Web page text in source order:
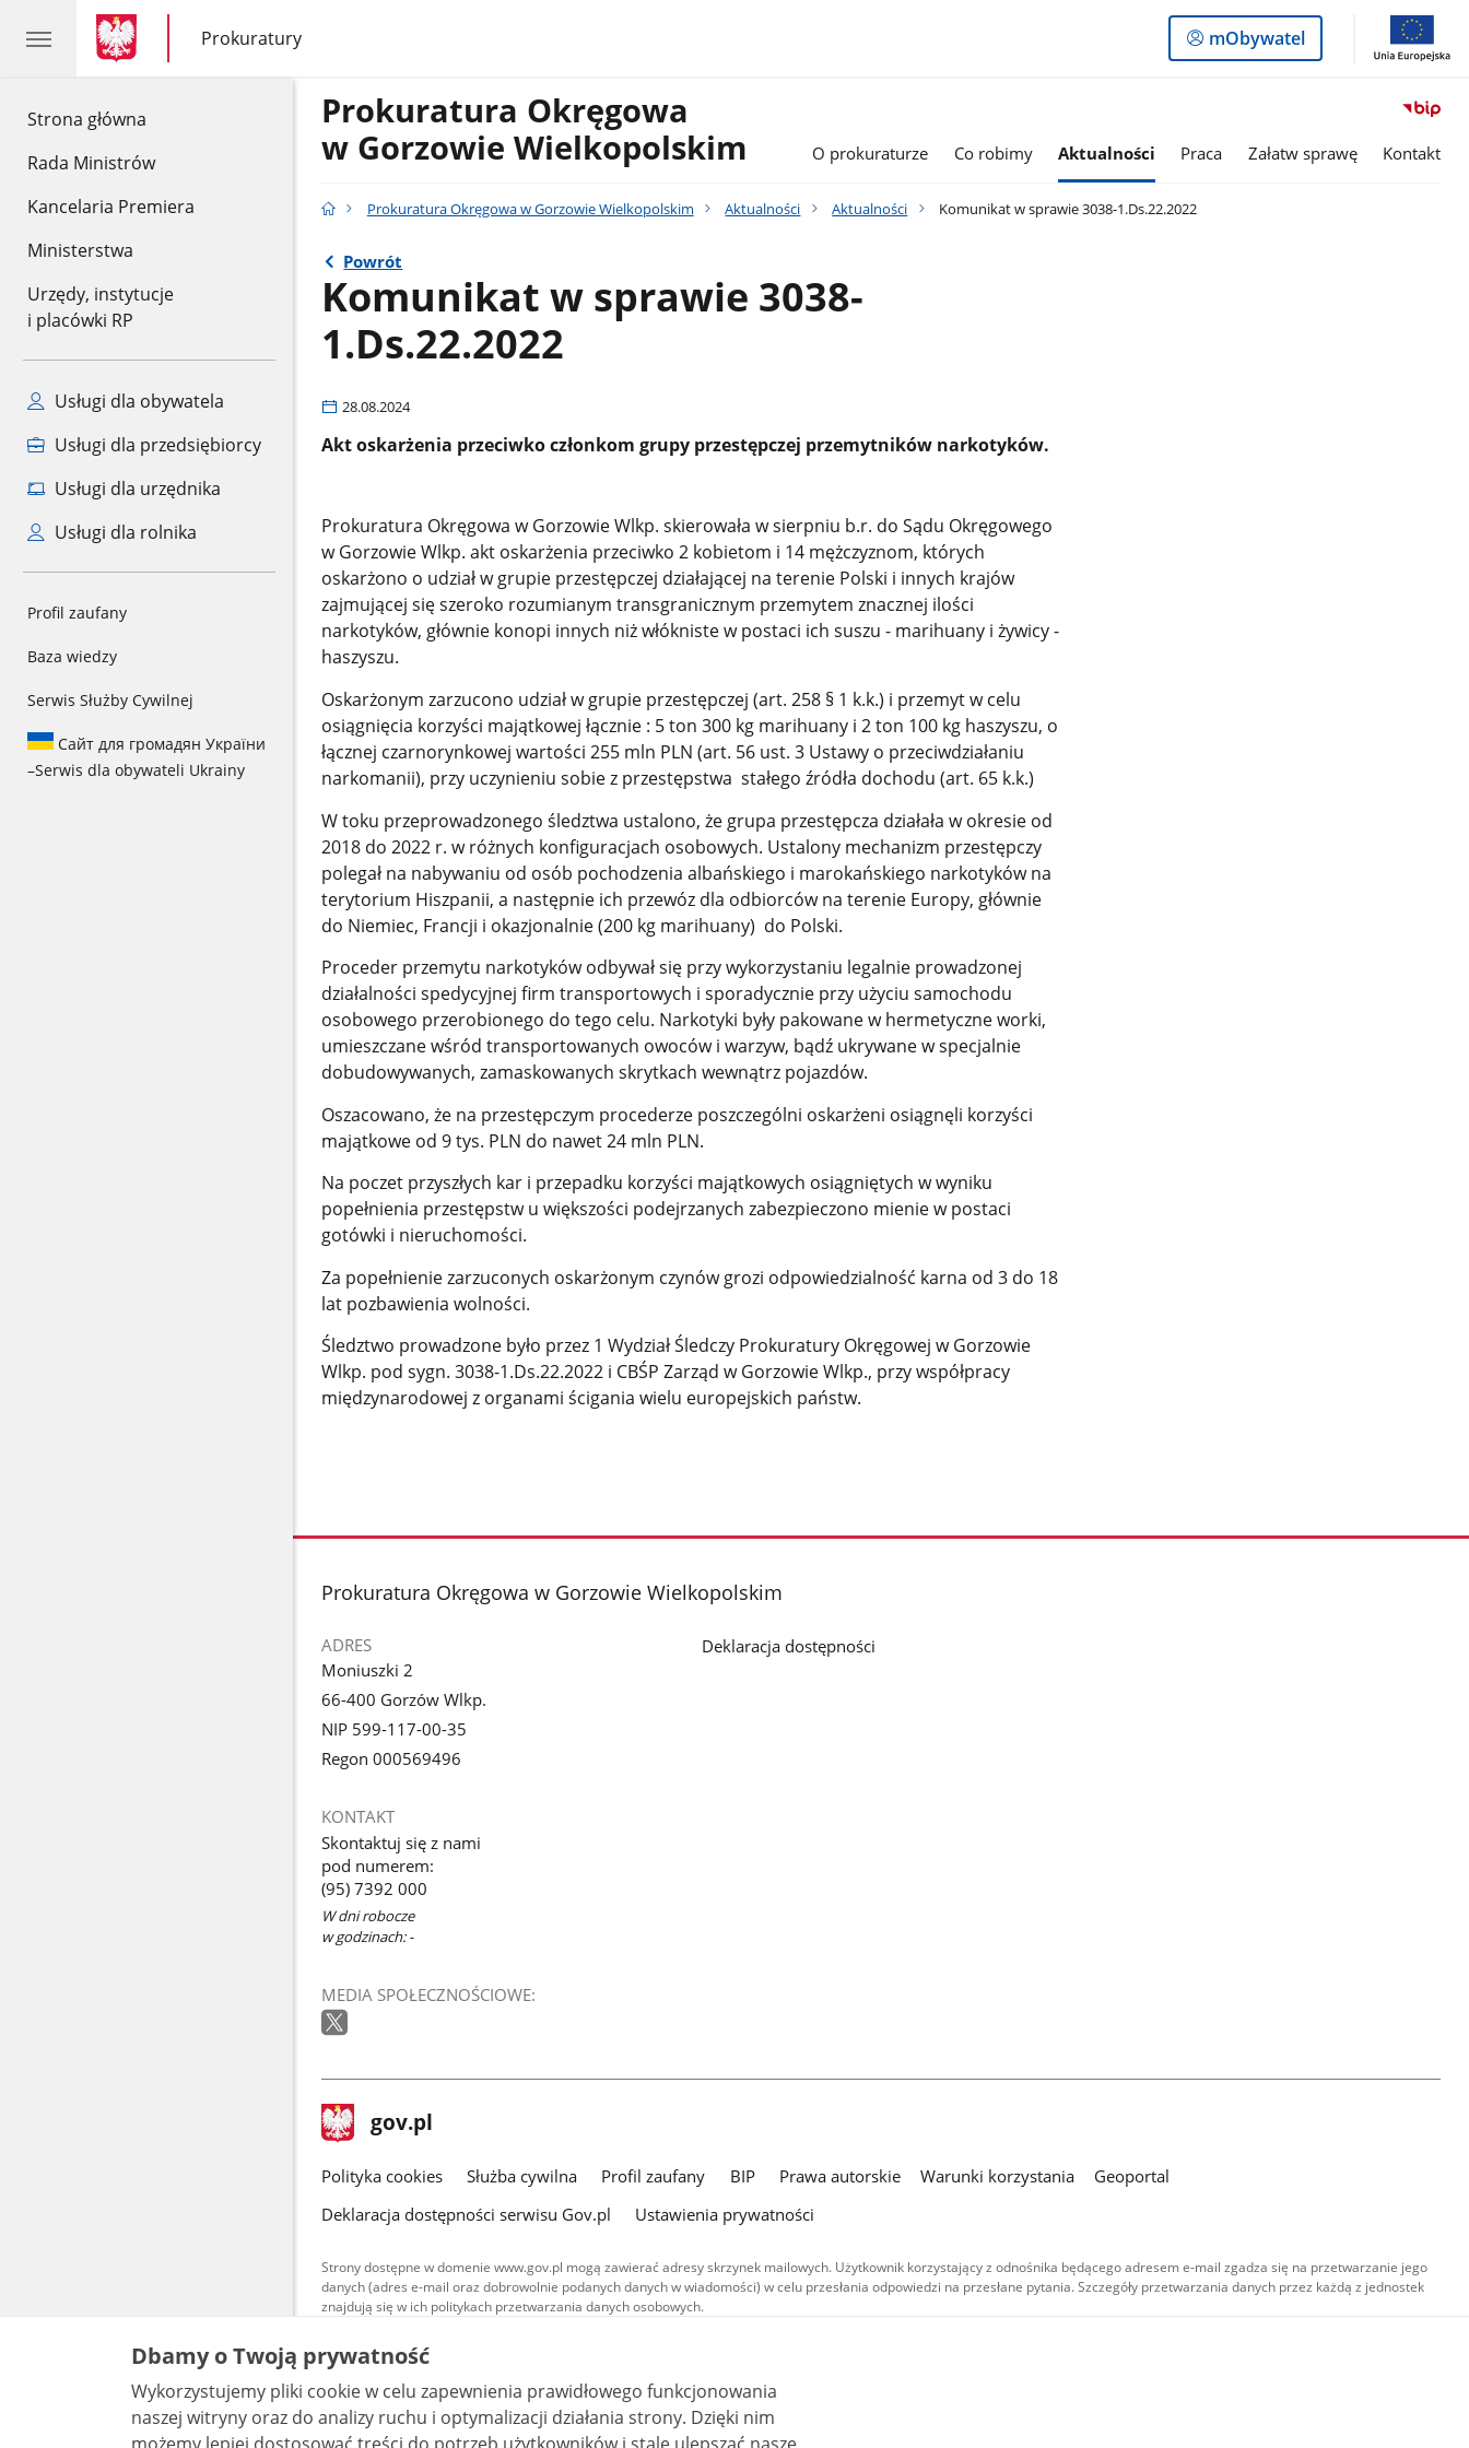
Strona główna
Rada Ministrów
Kancelaria Premiera
Ministerstwa
Urzędy, instytucje
i placówki RP
Usługi dla obywatela
Usługi dla przedsiębiorcy
Usługi dla urzędnika
Usługi dla rolnika
Profil zaufany
Baza wiedzy
Serwis Służby Cywilnej
Сайт для громадян України
–Serwis dla obywateli Ukrainy
gov.pl
gov.pl
Prokuratury
gov.pl
Prokuratury
Logowanie
do
mObywatel
Prokuratura Okręgowa
w Gorzowie Wielkopolskim
O prokuraturze Co robimy Aktualności Praca Załatw sprawę Kontakt
Prokuratura Okręgowa w Gorzowie Wielkopolskim Aktualności Aktualności Komunikat w sprawie 3038-1.Ds.22.2022
Powrót
Komunikat w sprawie 3038-
1.Ds.22.2022
28.08.2024
Akt oskarżenia przeciwko członkom grupy przestępczej przemytników narkotyków.
Prokuratura Okręgowa w Gorzowie Wlkp. skierowała w sierpniu b.r. do Sądu Okręgowego
w Gorzowie Wlkp. akt oskarżenia przeciwko 2 kobietom i 14 mężczyznom, których
oskarżono o udział w grupie przestępczej działającej na terenie Polski i innych krajów
zajmującej się szeroko rozumianym transgranicznym przemytem znacznej ilości
narkotyków, głównie konopi innych niż włókniste w postaci ich suszu - marihuany i żywicy -
haszyszu.
Oskarżonym zarzucono udział w grupie przestępczej (art. 258 § 1 k.k.) i przemyt w celu
osiągnięcia korzyści majątkowej łącznie : 5 ton 300 kg marihuany i 2 ton 100 kg haszyszu, o
łącznej czarnorynkowej wartości 255 mln PLN (art. 56 ust. 3 Ustawy o przeciwdziałaniu
narkomanii), przy uczynieniu sobie z przestępstwa stałego źródła dochodu (art. 65 k.k.)
W toku przeprowadzonego śledztwa ustalono, że grupa przestępcza działała w okresie od
2018 do 2022 r. w różnych konfiguracjach osobowych. Ustalony mechanizm przestępczy
polegał na nabywaniu od osób pochodzenia albańskiego i marokańskiego narkotyków na
terytorium Hiszpanii, a następnie ich przewóz dla odbiorców na terenie Europy, głównie
do Niemiec, Francji i okazjonalnie (200 kg marihuany) do Polski.
Proceder przemytu narkotyków odbywał się przy wykorzystaniu legalnie prowadzonej
działalności spedycyjnej firm transportowych i sporadycznie przy użyciu samochodu
osobowego przerobionego do tego celu. Narkotyki były pakowane w hermetyczne worki,
umieszczane wśród transportowanych owoców i warzyw, bądź ukrywane w specjalnie
dobudowywanych, zamaskowanych skrytkach wewnątrz pojazdów.
Oszacowano, że na przestępczym procederze poszczególni oskarżeni osiągnęli korzyści
majątkowe od 9 tys. PLN do nawet 24 mln PLN.
Na poczet przyszłych kar i przepadku korzyści majątkowych osiągniętych w wyniku
popełnienia przestępstw u większości podejrzanych zabezpieczono mienie w postaci
gotówki i nieruchomości.
Za popełnienie zarzuconych oskarżonym czynów grozi odpowiedzialność karna od 3 do 18
lat pozbawienia wolności.
Śledztwo prowadzone było przez 1 Wydział Śledczy Prokuratury Okręgowej w Gorzowie
Wlkp. pod sygn. 3038-1.Ds.22.2022 i CBŚP Zarząd w Gorzowie Wlkp., przy współpracy
międzynarodowej z organami ścigania wielu europejskich państw.
stopka
Prokuratura Okręgowa w Gorzowie Wielkopolskim
ADRES
Moniuszki 2
66-400 Gorzów Wlkp.
NIP 599-117-00-35
Regon 000569496
KONTAKT
Skontaktuj się z nami
pod numerem:
(95) 7392 000
W dni robocze
w godzinach: -
MEDIA SPOŁECZNOŚCIOWE:
Deklaracja dostępności
stopka
gov.pl Strona
gov.pl
gov.pl
Polityka cookies Służba cywilna Profil zaufany BIP Prawa autorskie Warunki korzystania
Geoportal
Deklaracja dostępności serwisu Gov.pl
Ustawienia prywatności
Strony dostępne w domenie www.gov.pl mogą zawierać adresy skrzynek mailowych. Użytkownik korzystający z odnośnika będącego adresem e-mail zgadza się na przetwarzanie jego
danych (adres e-mail oraz dobrowolnie podanych danych w wiadomości) w celu przesłania odpowiedzi na przesłane pytania. Szczegóły przetwarzania danych przez każdą z jednostek
znajdują się w ich politykach przetwarzania danych osobowych.
Treści tekstowe publikowane w serwisie (z wyłączeniem treści audiowizualnych), są
udostępniane na licencji typu Creative Commons: uznanie autorstwa - na tych samych
warunkach 4.0 (CC BY-SA 4.0). Materiały audiowizualne, w tym zdjęcia, materiały audio i wideo,
są udostępniane na licencji typu Creative Commons: uznanie autorstwa użycie niekomercyjne -
bez utworów zależnych 4.0 (CC BY-NC-ND 4.0), o ile nie jest to stwierdzone inaczej.
Dbamy o Twoją prywatność
Wykorzystujemy pliki cookie w celu zapewnienia prawidłowego funkcjonowania
naszej witryny oraz do analizy ruchu i optymalizacji działania strony. Dzięki nim